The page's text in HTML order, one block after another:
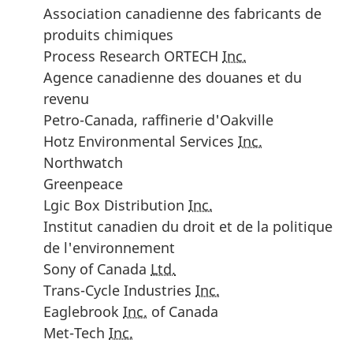
Association canadienne des fabricants de
produits chimiques
Process Research ORTECH Inc.
Agence canadienne des douanes et du
revenu
Petro-Canada, raffinerie d'Oakville
Hotz Environmental Services Inc.
Northwatch
Greenpeace
Lgic Box Distribution Inc.
Institut canadien du droit et de la politique
de l'environnement
Sony of Canada Ltd.
Trans-Cycle Industries Inc.
Eaglebrook Inc. of Canada
Met-Tech Inc.